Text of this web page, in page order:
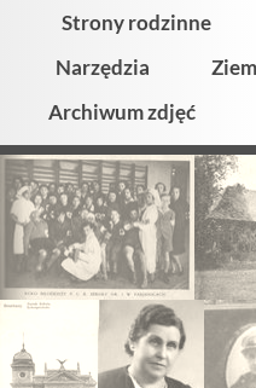
Strony rodzinne
Narzędzia
Archiwum zdjęć